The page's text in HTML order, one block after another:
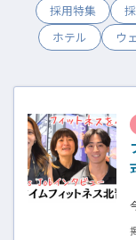
採用特集
ホテル
ウ